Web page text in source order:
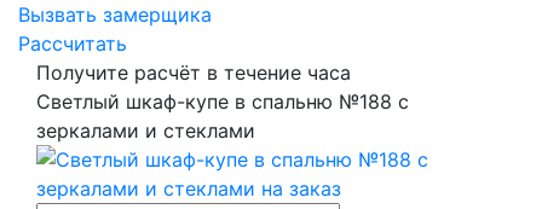
Вызвать замерщика
Рассчитать
Получите расчёт в течение часа
Светлый шкаф-купе в спальню №188 с
зеркалами и стеклами